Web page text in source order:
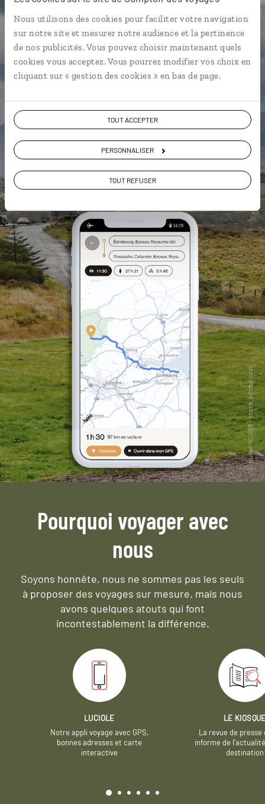
Nous utilisons des cookies pour faciliter votre navigation
sur notre site et mesurer notre audience et la pertinence
de nos publicités. Vous pouvez choisir maintenant quels
cookies vous acceptez. Vous pourrez modifier vos choix en
cliquant sur « gestion des cookies » en bas de page.
TOUT ACCEPTER
PERSONNALISER
TOUT REFUSER
L’itinéraire vers votre cottage en 1
clic
Notre sélection de pubs
Les plus beaux châteaux hantés
L'album souvenirs à composer
vous-même
Pourquoi voyager avec
nous
Soyons honnête, nous ne sommes pas les seuls
à proposer des voyages sur mesure, mais nous
avons quelques atouts qui font
incontestablement la différence.
LUCIOLE
Notre appli voyage avec GPS,
bonnes adresses et carte
interactive
LE
La revue de presse
informe de
destination